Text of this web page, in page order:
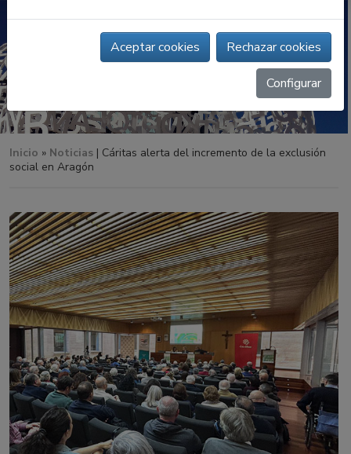
Inicio » Noticias | Cáritas alerta del incremento de la exclusión
social en Aragón
Aceptar cookies Rechazar cookies
Configurar